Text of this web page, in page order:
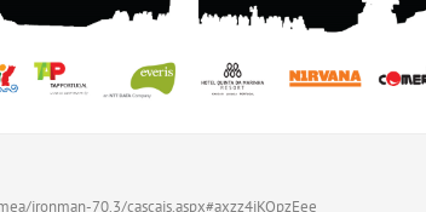
ironman-70.3/cascais.aspx#axzz4jKOpzEee